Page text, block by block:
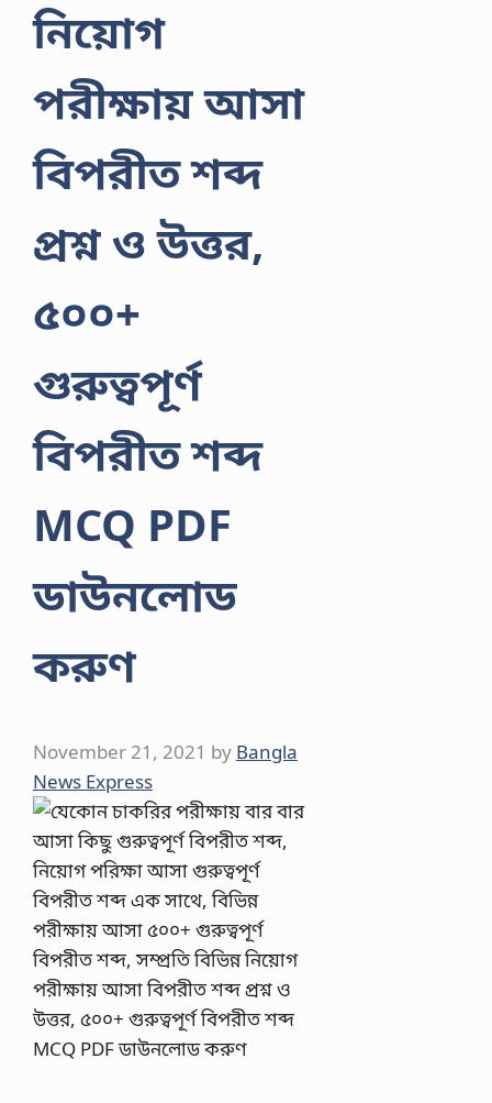
নিয়োগ
পরীক্ষায় আসা
বিপরীত শব্দ
প্রশ্ন ও উত্তর,
৫০০+
গুরুত্বপূর্ণ
বিপরীত শব্দ
MCQ PDF
ডাউনলোড
করুণ
November 21, 2021 by Bangla
News Express